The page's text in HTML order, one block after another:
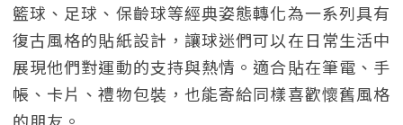
籃球、足球、保齡球等經典姿態轉化為一系列具有
復古風格的貼紙設計，讓球迷們可以在日常生活中
展現他們對運動的支持與熱情。適合貼在筆電、手
帳、卡片、禮物包裝，也能寄給同樣喜歡懷舊風格